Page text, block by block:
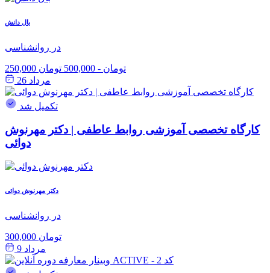
بال دانش
در روانشناسی
250,000 تومان - 500,000 تومان
مرداد 26
تکمیل شد
کارگاه تخصصی آموزشی روابط عاطفی | دکتر مهرنوش
دوائی
دکتر مهرنوش دوائی
در روانشناسی
300,000 تومان
مرداد 9